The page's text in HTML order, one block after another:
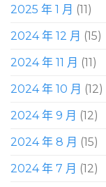
2025 年 1 月 (11)
2024 年 12 月 (15)
2024 年 11 月 (11)
2024 年 10 月 (12)
2024 年 9 月 (12)
2024 年 8 月 (15)
2024 年 7 月 (12)